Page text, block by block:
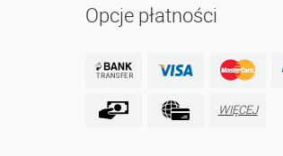
Opcje płatności
WIĘCEJ